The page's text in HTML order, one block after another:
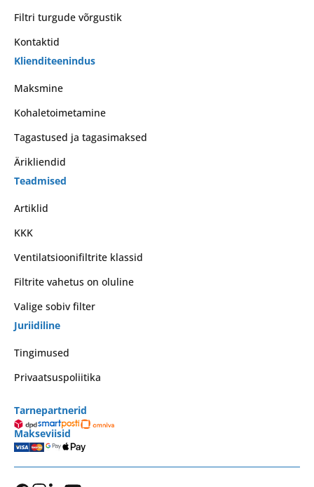
Filtri turgude võrgustik
Kontaktid
Klienditeenindus
Maksmine
Kohaletoimetamine
Tagastused ja tagasimaksed
Ärikliendid
Teadmised
Artiklid
KKK
Ventilatsioonifiltrite klassid
Filtrite vahetus on oluline
Valige sobiv filter
Juriidiline
Tingimused
Privaatsuspoliitika
Tarnepartnerid
Makseviisid